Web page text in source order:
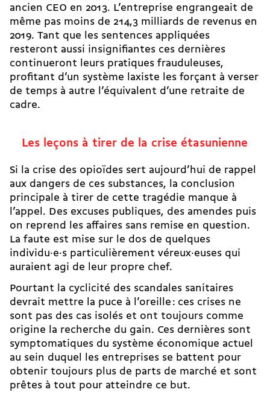
ancien CEO en 2013. L’entreprise engrangeait de
même pas moins de 214,3 milliards de revenus en
2019. Tant que les sentences appliquées
resteront aussi insignifiantes ces dernières
continueront leurs pratiques frauduleuses,
profitant d’un système laxiste les forçant à verser
de temps à autre l’équivalent d’une retraite de
cadre.
Les leçons à tirer de la crise étasunienne
Si la crise des opioïdes sert aujourd’hui de rappel
aux dangers de ces substances, la conclusion
principale à tirer de cette tragédie manque à
l’appel. Des excuses publiques, des amendes puis
on reprend les affaires sans remise en question.
La faute est mise sur le dos de quelques
individu·e·s particulièrement véreux·euses qui
auraient agi de leur propre chef.
Pourtant la cyclicité des scandales sanitaires
devrait mettre la puce à l’oreille : ces crises ne
sont pas des cas isolés et ont toujours comme
origine la recherche du gain. Ces dernières sont
symptomatiques du système économique actuel
au sein duquel les entreprises se battent pour
obtenir toujours plus de parts de marché et sont
prêtes à tout pour atteindre ce but.